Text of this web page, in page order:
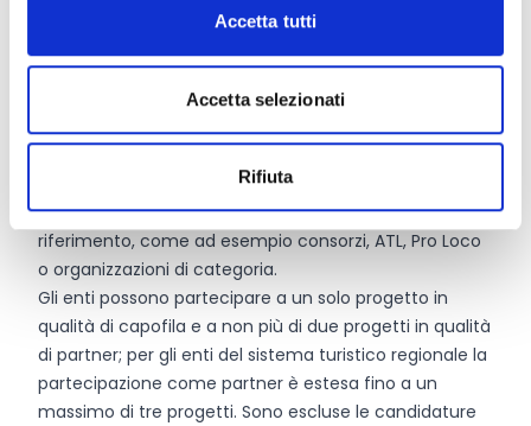
Accetta tutti
Accetta selezionati
Rifiuta
un ente capofila con sede obbligatoriamente in
massimo quattro enti partner.
All’interno del partenariato devono essere presenti
almeno:
un ente appartenente al sistema turistico regionale di
riferimento, come ad esempio consorzi, ATL, Pro Loco
o organizzazioni di categoria.
Gli enti possono partecipare a un solo progetto in
qualità di capofila e a non più di due progetti in qualità
di partner; per gli enti del sistema turistico regionale la
partecipazione come partner è estesa fino a un
massimo di tre progetti. Sono escluse le candidature